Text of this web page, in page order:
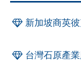
新加坡商英
台灣石原產